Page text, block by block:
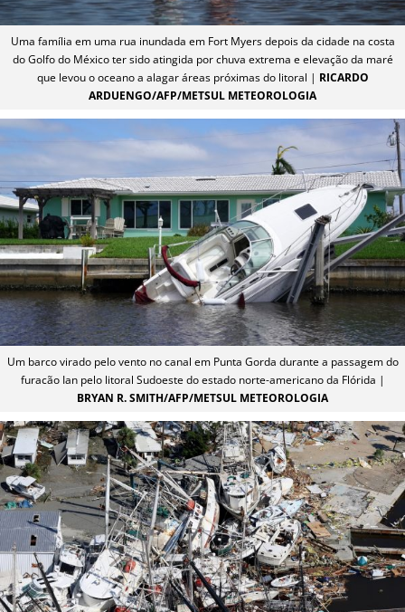
Uma família em uma rua inundada em Fort Myers depois da cidade na costa
do Golfo do México ter sido atingida por chuva extrema e elevação da maré
que levou o oceano a alagar áreas próximas do litoral | RICARDO
ARDUENGO/AFP/METSUL METEOROLOGIA
Um barco virado pelo vento no canal em Punta Gorda durante a passagem do
furacão Ian pelo litoral Sudoeste do estado norte-americano da Flórida |
BRYAN R. SMITH/AFP/METSUL METEOROLOGIA